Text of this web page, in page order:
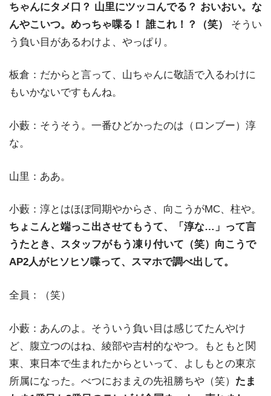
ちゃんにタメ口？ 山里にツッコんでる？ おいおい。な
んやこいつ。めっちゃ喋る！ 誰これ！？（笑） そうい
う負い目があるわけよ、やっぱり。
板倉：だからと言って、山ちゃんに敬語で入るわけに
もいかないですもんね。
小藪：そうそう。一番ひどかったのは（ロンブー）淳
な。
山里：ああ。
小藪：淳とはほぼ同期やからさ、向こうがMC、柱や。
ちょこんと端っこ出させてもうて、「淳な…」って言
うたとき、スタッフがもう凍り付いて（笑）向こうで
AP2人がヒソヒソ喋って、スマホで調べ出して。
全員：（笑）
小藪：あんのよ。そういう負い目は感じてたんやけ
ど、腹立つのはね、綾部や吉村的なやつ。もともと関
東、東日本で生まれたからといって、よしもとの東京
所属になった。べつにおまえの先祖勝ちや（笑） たま